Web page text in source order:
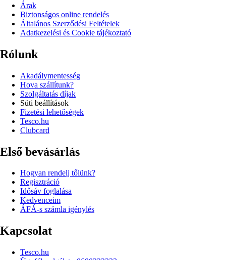
Árak
Biztonságos online rendelés
Általános Szerződési Feltételek
Adatkezelési és Cookie tájékoztató
Rólunk
Akadálymentesség
Hova szállítunk?
Szolgáltatás díjak
Süti beállítások
Fizetési lehetőségek
Tesco.hu
Clubcard
Első bevásárlás
Hogyan rendelj tőlünk?
Regisztráció
Idősáv foglalása
Kedvenceim
ÁFÁ-s számla igénylés
Kapcsolat
Tesco.hu